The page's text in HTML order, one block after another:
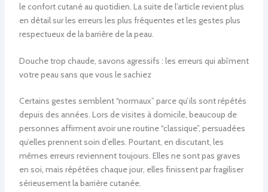
le confort cutané au quotidien. La suite de l’article revient plus
en détail sur les erreurs les plus fréquentes et les gestes plus
respectueux de la barrière de la peau.
Douche trop chaude, savons agressifs : les erreurs qui abîment
votre peau sans que vous le sachiez
Certains gestes semblent “normaux” parce qu’ils sont répétés
depuis des années. Lors de visites à domicile, beaucoup de
personnes affirment avoir une routine “classique”, persuadées
qu’elles prennent soin d’elles. Pourtant, en discutant, les
mêmes erreurs reviennent toujours. Elles ne sont pas graves
en soi, mais répétées chaque jour, elles finissent par fragiliser
sérieusement la barrière cutanée.